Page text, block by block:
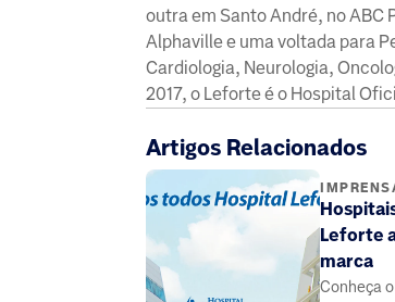
outra em Santo André, no ABC
Alphaville e uma voltada para
Cardiologia, Neurologia,
2017, o Leforte é o Hospital
Artigos Relacionados
Leforte
marca
Conheça